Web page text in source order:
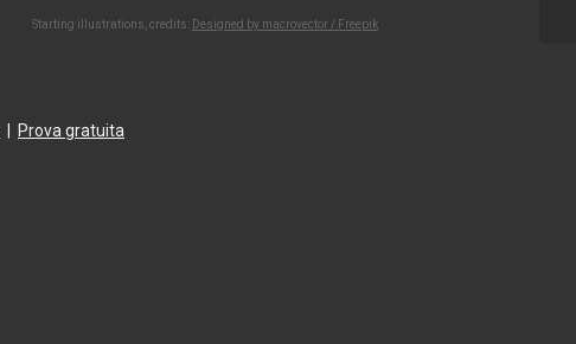
Starting illustrations, credits: Designed by macrovector / Freepik
Prova gratuita